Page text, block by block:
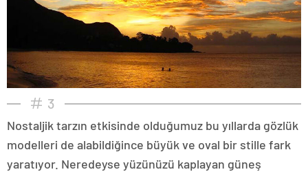
3
Nostaljik tarzın etkisinde olduğumuz bu yıllarda gözlük
modelleri de alabildiğince büyük ve oval bir stille fark
yaratıyor. Neredeyse yüzünüzü kaplayan güneş